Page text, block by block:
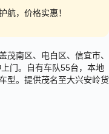
航，价格实惠！
茂南区、电白区、信宜市、
门。自有车队55台，本地
型。提供茂名至大兴安岭货